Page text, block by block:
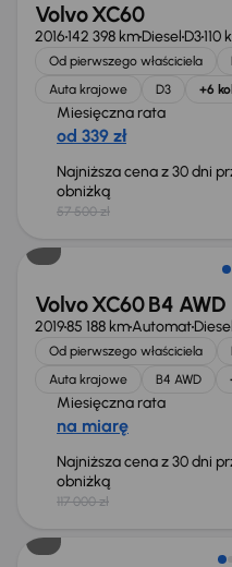
Volvo XC60
2016142 398 kmDiesel D3110
Od pierwszego właściciela
Auta krajowe
D3 +6
Miesięczna rata
od 339 zł
Najniższa cena z 30 dni
obniżką
57 500 zł
Taniej o 1 000 zł
Volvo XC60 B4 AWD
201985 188 kmAutomat
Od pierwszego właściciela
Auta krajowe
B4 AWD
Miesięczna rata
na miarę
Najniższa cena z 30 dni
obniżką
117 000 zł